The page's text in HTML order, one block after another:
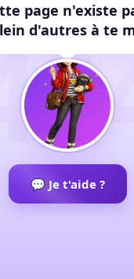
page n'existe
d'autres à te
💬 Je t'aide ?